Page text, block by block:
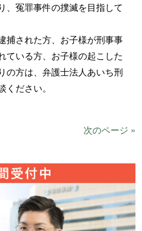
、冤罪事件の撲滅を目指して
捕された方、お子様が刑事事
ている方、お子様の起こした
の方は、弁護士法人あいち刑
ださい。
次のページ »